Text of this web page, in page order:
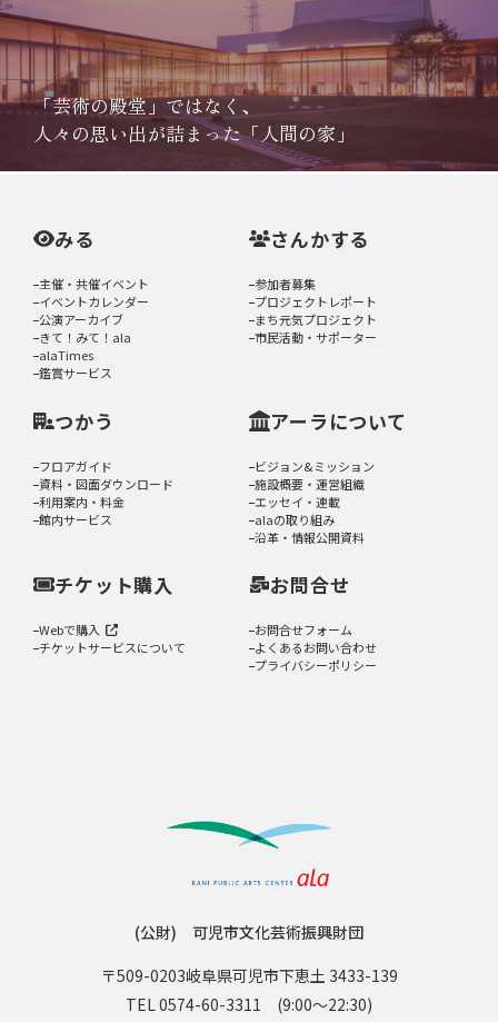
「芸術の殿堂」ではなく、
人々の思い出が詰まった「人間の家」
みる
主催・共催イベント
イベントカレンダー
公演アーカイブ
きて！みて！ala
alaTimes
鑑賞サービス
さんかする
参加者募集
プロジェクトレポート
まち元気プロジェクト
市民活動・サポーター
つかう
フロアガイド
資料・図面ダウンロード
利用案内・料金
館内サービス
アーラについて
ビジョン&ミッション
施設概要・運営組織
エッセイ・連載
alaの取り組み
沿革・情報公開資料
チケット購入
Webで購入
チケットサービスについて
お問合せ
お問合せフォーム
よくあるお問い合わせ
プライバシーポリシー
(公財) 可児市文化芸術振興財団
〒509-0203岐阜県可児市下恵土 3433-139
TEL 0574-60-3311 (9:00〜22:30)